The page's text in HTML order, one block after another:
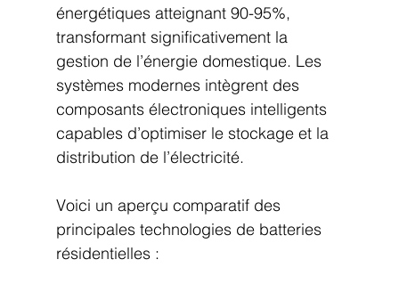
énergétiques atteignant 90-95%,
transformant significativement la
gestion de l’énergie domestique. Les
systèmes modernes intègrent des
composants électroniques intelligents
capables d’optimiser le stockage et la
distribution de l’électricité.
Voici un aperçu comparatif des
principales technologies de batteries
résidentielles :